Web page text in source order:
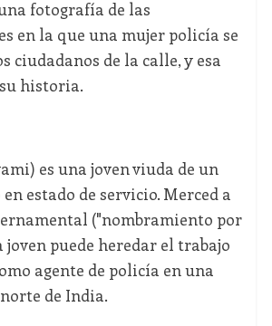
fotografía de las
en la que una mujer policía se
ciudadanos de la calle, y esa
historia.
es una joven viuda de un
estado de servicio. Merced a
("nombramiento por
joven puede heredar el trabajo
agente de policía en una
de India.